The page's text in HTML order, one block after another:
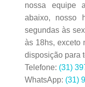
nossa equipe
abaixo, nosso
segundas às
às 18hs, exceto
disposição para
Telefone: (31)
WhatsApp: (31)